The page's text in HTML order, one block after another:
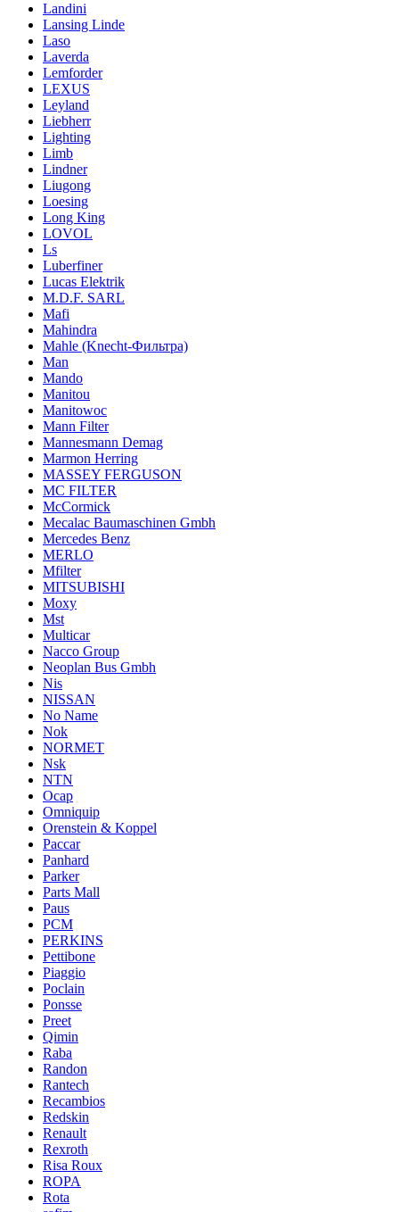
Landini
Lansing Linde
Laso
Laverda
Lemforder
LEXUS
Leyland
Liebherr
Lighting
Limb
Lindner
Liugong
Loesing
Long King
LOVOL
Ls
Luberfiner
Lucas Elektrik
M.D.F. SARL
Mafi
Mahindra
Mahle (Knecht-Фильтра)
Man
Mando
Manitou
Manitowoc
Mann Filter
Mannesmann Demag
Marmon Herring
MASSEY FERGUSON
MC FILTER
McCormick
Mecalac Baumaschinen Gmbh
Mercedes Benz
MERLO
Mfilter
MITSUBISHI
Moxy
Mst
Multicar
Nacco Group
Neoplan Bus Gmbh
Nis
NISSAN
No Name
Nok
NORMET
Nsk
NTN
Ocap
Omniquip
Orenstein & Koppel
Paccar
Panhard
Parker
Parts Mall
Paus
PCM
PERKINS
Pettibone
Piaggio
Poclain
Ponsse
Preet
Qimin
Raba
Randon
Rantech
Recambios
Redskin
Renault
Rexroth
Risa Roux
ROPA
Rota